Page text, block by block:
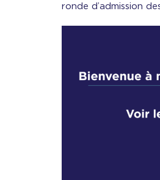
ronde d’admission